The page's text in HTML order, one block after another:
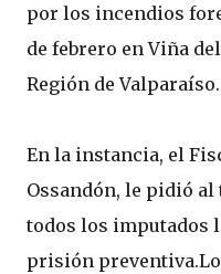
por los incendios
de febrero en Viña
Región de Valparaíso.
En la instancia, el
Ossandón, le pidió
todos los imputados
prisión